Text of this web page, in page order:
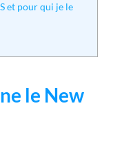
et pour qui je le
le New